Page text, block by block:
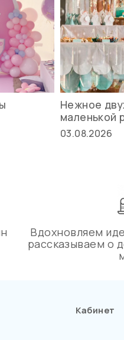
Нежное
маленькой
03.08.2026
Вдохновляем
рассказываем о
Кабинет